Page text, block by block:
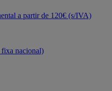
a partir de 120€ (s/IVA)
fixa nacional)